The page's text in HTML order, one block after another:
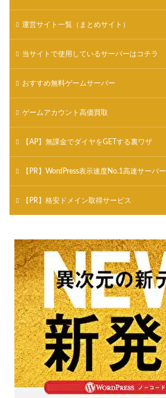
運営サイト一覧（まとめサイト）
当サイトで使用しているサーバーはコチラ
おすすめ無料ゲームサーバー
ゲームアカウント高価買取
【AP】無課金でダイヤをGETする裏ワザ
【PR】WordPress表示速度No.1高速サーバー
【PR】格安ドメイン取得サービス